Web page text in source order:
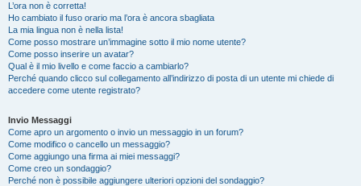
L’ora non è corretta!
Ho cambiato il fuso orario ma l’ora è ancora sbagliata
La mia lingua non è nella lista!
Come posso mostrare un’immagine sotto il mio nome utente?
Come posso inserire un avatar?
Qual è il mio livello e come faccio a cambiarlo?
Perché quando clicco sul collegamento all’indirizzo di posta di un utente mi chiede di
accedere come utente registrato?
Invio Messaggi
Come apro un argomento o invio un messaggio in un forum?
Come modifico o cancello un messaggio?
Come aggiungo una firma ai miei messaggi?
Come creo un sondaggio?
Perché non è possibile aggiungere ulteriori opzioni del sondaggio?